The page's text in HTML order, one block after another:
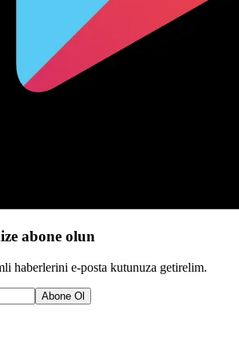
abone olun
haberlerini e-posta kutunuza getirelim.
Abone Ol